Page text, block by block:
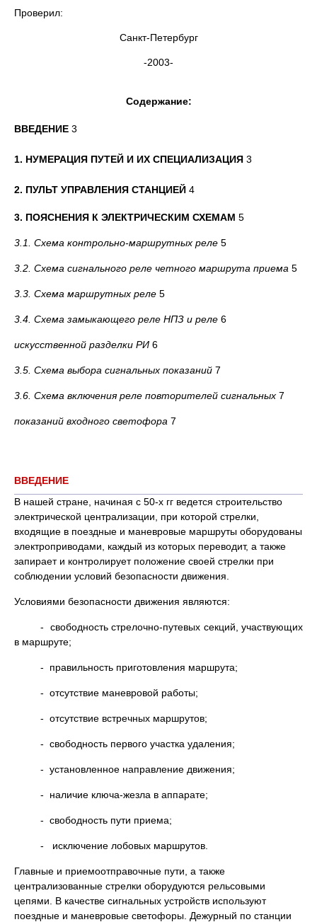
Проверил:
Санкт-Петербург
-2003-
Содержание:
ВВЕДЕНИЕ 3
1. НУМЕРАЦИЯ ПУТЕЙ И ИХ СПЕЦИАЛИЗАЦИЯ 3
2. ПУЛЬТ УПРАВЛЕНИЯ СТАНЦИЕЙ 4
3. ПОЯСНЕНИЯ К ЭЛЕКТРИЧЕСКИМ СХЕМАМ 5
3.1. Схема контрольно-маршрутных реле 5
3.2. Схема сигнального реле четного маршрута приема 5
3.3. Схема маршрутных реле 5
3.4. Схема замыкающего реле НПЗ и реле 6
искусственной разделки РИ 6
3.5. Схема выбора сигнальных показаний 7
3.6. Схема включения реле повторителей сигнальных 7
показаний входного светофора 7
ВВЕДЕНИЕ
В нашей стране, начиная с 50-х гг ведется строительство
электрической централизации, при которой стрелки,
входящие в поездные и маневровые маршруты оборудованы
электроприводами, каждый из которых переводит, а также
запирает и контролирует положение своей стрелки при
соблюдении условий безопасности движения.
Условиями безопасности движения являются:
- свободность стрелочно-путевых секций, участвующих
в маршруте;
- правильность приготовления маршрута;
- отсутствие маневровой работы;
- отсутствие встречных маршрутов;
- свободность первого участка удаления;
- установленное направление движения;
- наличие ключа-жезла в аппарате;
- свободность пути приема;
- исключение лобовых маршрутов.
Главные и приемоотправочные пути, а также
централизованные стрелки оборудуются рельсовыми
цепями. В качестве сигнальных устройств используют
поездные и маневровые светофоры. Дежурный по станции